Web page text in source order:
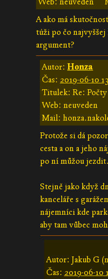
A ako má
túži po čo
argument?
Autor:Honza
Čas: 2019-06-10
Titulek: Re: Počty
Web: neuveden
Mail:
Protože si dá
cesta a on a jeho
po ní můžou jezdit.
Stejně jako když
kanceláře s
nájemníci kde
aby tam vůbec
Autor: Jakub G
Čas: 2019-06-10